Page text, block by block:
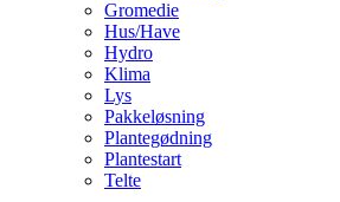
Gromedie
Hus/Have
Hydro
Klima
Lys
Pakkeløsning
Plantegødning
Plantestart
Telte